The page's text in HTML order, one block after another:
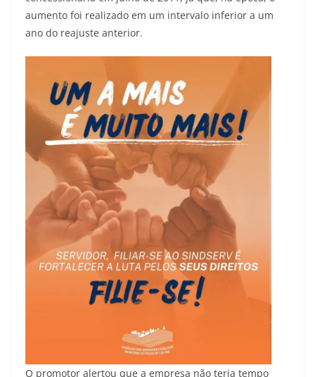
aumento foi realizado em um intervalo inferior a um
ano do reajuste anterior.
O promotor alertou que a empresa não teria tempo